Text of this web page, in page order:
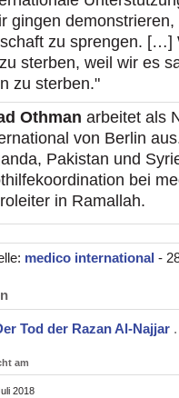
gingen
zu sprengen. […]
sterben, weil wir es
zu sterben."
Othman arbeitet als
von Berlin
Pakistan und
bei
in Ramallah.
medico international -
Tod der Razan Al-Najjar .
am
2018